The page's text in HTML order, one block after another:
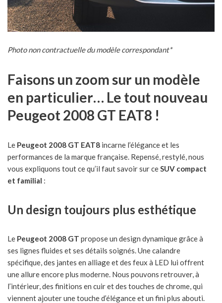
Photo non contractuelle du modèle correspondant*
Faisons un zoom sur un modèle
en particulier… Le tout nouveau
Peugeot 2008 GT EAT8 !
Le Peugeot 2008 GT EAT8 incarne l’élégance et les
performances de la marque française. Repensé, restylé, nous
vous expliquons tout ce qu’il faut savoir sur ceSUV compact
et familial :
Un design toujours plus esthétique
Le Peugeot 2008 GT propose un design dynamique grâce à
ses lignes fluides et ses détails soignés. Une calandre
spécifique, des jantes en alliage et des feux à LED lui offrent
une allure encore plus moderne. Nous pouvons retrouver, à
l’intérieur, des finitions en cuir et des touches de chrome, qui
viennent ajouter une touche d’élégance et un fini plus abouti.